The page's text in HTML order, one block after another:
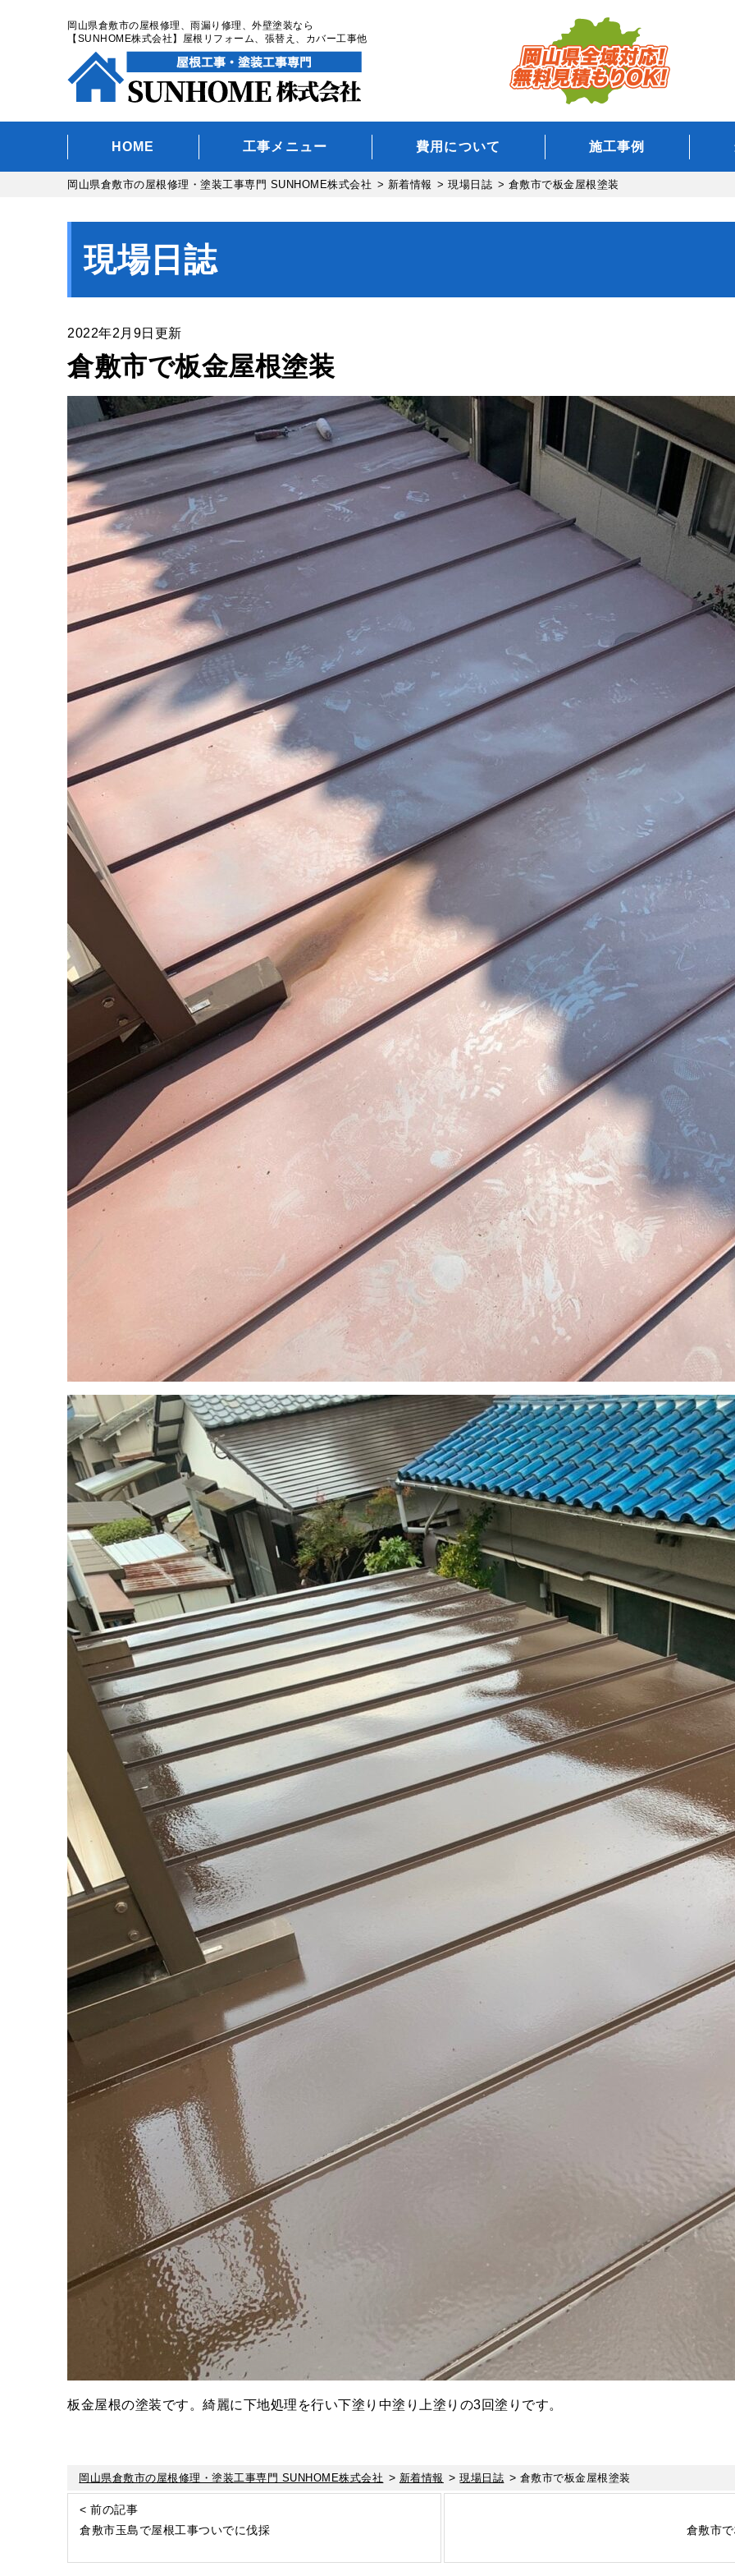
岡山県倉敷市の屋根修理、雨漏り修理、外壁塗装なら
【SUNHOME株式会社】屋根リフォーム、張替え、カバー工事他
HOME 工事メニュー 費用について 施工事例
岡山県倉敷市の屋根修理・塗装工事専門 SUNHOME株式会社 > 新着情報 > 現場日誌 > 倉敷市で板金屋根塗装
現場日誌
2022年2月9日更新
倉敷市で板金屋根塗装
板金屋根の塗装です。綺麗に下地処理を行い下塗り中塗り上塗りの3回塗りです。
岡山県倉敷市の屋根修理・塗装工事専門 SUNHOME株式会社 > 新着情報 >現場日誌 > 倉敷市で板金屋根塗装
< 前の記事
倉敷市玉島で屋根工事ついでに伐採
倉敷市